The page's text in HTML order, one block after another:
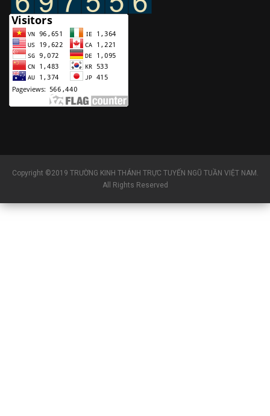
Copyright ©2019 TRƯỜNG KINH THÁNH TRỰC TUYẾN NGŨ TUẦN VIỆT NAM.
All Rights Reserved